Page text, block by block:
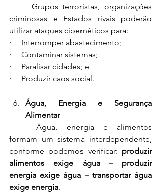
criminosas e Estados rivais poderão
utilizar ataques cibernéticos para:
·     Interromper abastecimento;
·     Contaminar sistemas;
·     Paralisar cidades; e
·     Produzir caos social.
Água, Energia e Segurança
Alimentar
	Água, energia e alimentos
formam um sistema interdependente,
conforme podemos verificar: produzir
alimentos exige água – produzir
energia exige água – transportar água
exige energia.